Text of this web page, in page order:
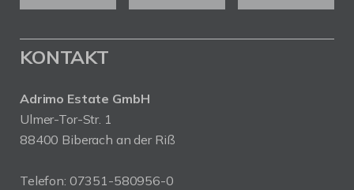
KONTAKT
Adrimo Estate GmbH
Ulmer-Tor-Str. 1
88400 Biberach an der Riß
Telefon: 07351-580956-0